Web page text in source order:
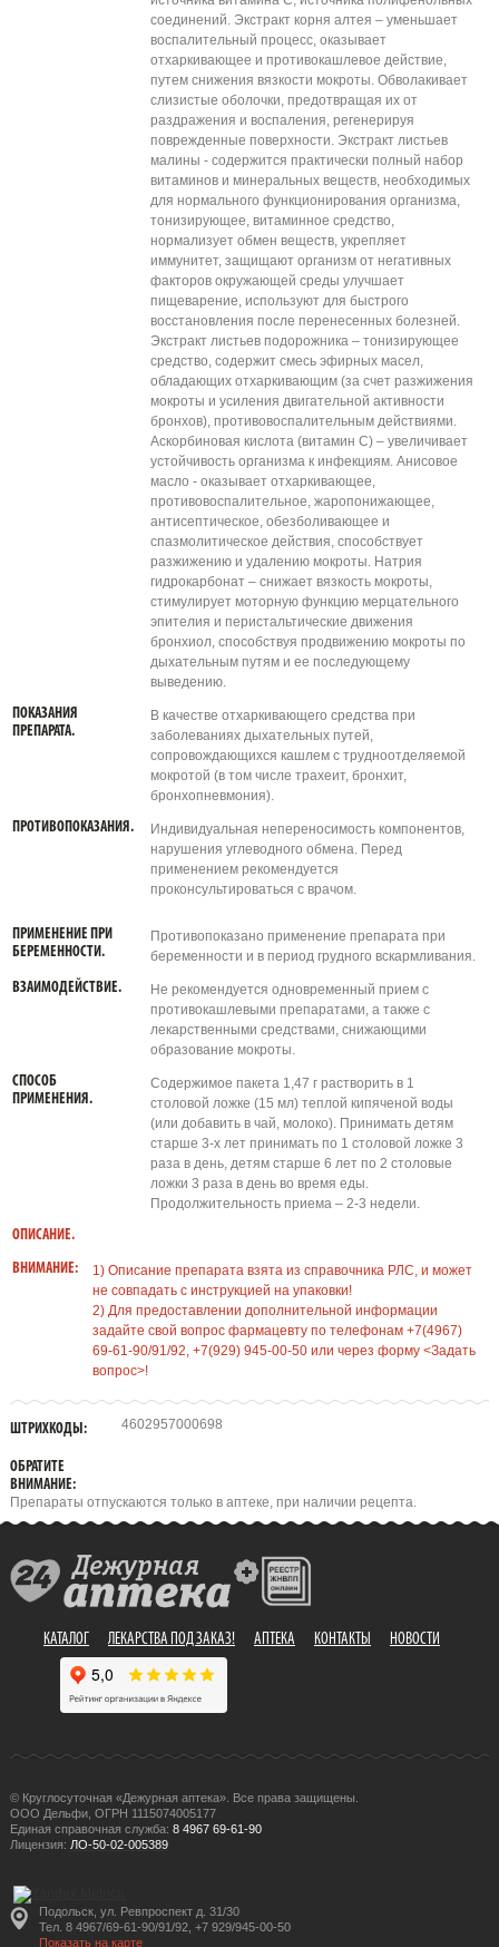
соединений. Экстракт корня алтея – уменьшает
воспалительный процесс, оказывает
отхаркивающее и противокашлевое действие,
путем снижения вязкости мокроты. Обволакивает
слизистые оболочки, предотвращая их от
раздражения и воспаления, регенерируя
поврежденные поверхности. Экстракт листьев
малины - содержится практически полный набор
витаминов и минеральных веществ, необходимых
для нормального функционирования организма,
тонизирующее, витаминное средство,
нормализует обмен веществ, укрепляет
иммунитет, защищают организм от негативных
факторов окружающей среды улучшает
пищеварение, используют для быстрого
восстановления после перенесенных болезней.
Экстракт листьев подорожника – тонизирующее
средство, содержит смесь эфирных масел,
обладающих отхаркивающим (за счет разжижения
мокроты и усиления двигательной активности
бронхов), противовоспалительным действиями.
Аскорбиновая кислота (витамин С) – увеличивает
устойчивость организма к инфекциям. Анисовое
масло - оказывает отхаркивающее,
противовоспалительное, жаропонижающее,
антисептическое, обезболивающее и
спазмолитическое действия, способствует
разжижению и удалению мокроты. Натрия
гидрокарбонат – снижает вязкость мокроты,
стимулирует моторную функцию мерцательного
эпителия и перистальтические движения
бронхиол, способствуя продвижению мокроты по
дыхательным путям и ее последующему
выведению.
ПОКАЗАНИЯ
ПРЕПАРАТА.
В качестве отхаркивающего средства при
заболеваниях дыхательных путей,
сопровождающихся кашлем с трудноотделяемой
мокротой (в том числе трахеит, бронхит,
бронхопневмония).
ПРОТИВОПОКАЗАНИЯ.
Индивидуальная непереносимость компонентов,
нарушения углеводного обмена. Перед
применением рекомендуется
проконсультироваться с врачом.
ПРИМЕНЕНИЕ ПРИ
БЕРЕМЕННОСТИ.
Противопоказано применение препарата при
беременности и в период грудного вскармливания.
ВЗАИМОДЕЙСТВИЕ.
Не рекомендуется одновременный прием с
противокашлевыми препаратами, а также с
лекарственными средствами, снижающими
образование мокроты.
СПОСОБ
ПРИМЕНЕНИЯ.
Содержимое пакета 1,47 г растворить в 1
столовой ложке (15 мл) теплой кипяченой воды
(или добавить в чай, молоко). Принимать детям
старше 3-х лет принимать по 1 столовой ложке 3
раза в день, детям старше 6 лет по 2 столовые
ложки 3 раза в день во время еды.
Продолжительность приема – 2-3 недели.
ОПИСАНИЕ.
ВНИМАНИЕ:
1) Описание препарата взята из справочника РЛС, и может
не совпадать с инструкцией на упаковки!
2) Для предоставлении дополнительной информации
задайте свой вопрос фармацевту по телефонам +7(4967)
69-61-90/91/92, +7(929) 945-00-50 или через форму <Задать
вопрос>!
ШТРИХКОДЫ: 4602957000698
ОБРАТИТЕ
ВНИМАНИЕ:
Препараты отпускаются только в аптеке, при наличии рецепта.
КАТАЛОГ ЛЕКАРСТВА ПОД ЗАКАЗ! АПТЕКА КОНТАКТЫ НОВОСТИ
© Круглосуточная «Дежурная аптека». Все права защищены.
ООО Дельфи, ОГРН 1115074005177
Единая справочная служба: 8 4967 69-61-90
Лицензия: ЛО-50-02-005389
Подольск, ул. Ревпроспект д. 31/30
Тел. 8 4967/69-61-90/91/92, +7 929/945-00-50
Показать на карте